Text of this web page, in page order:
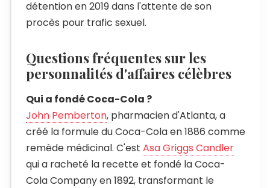
détention en 2019 dans l'attente de son
procès pour trafic sexuel.
Questions fréquentes sur les
personnalités d'affaires célèbres
Qui a fondé Coca-Cola ?
John Pemberton, pharmacien d'Atlanta, a
créé la formule du Coca-Cola en 1886 comme
remède médicinal. C'est Asa Griggs Candler
qui a racheté la recette et fondé la Coca-
Cola Company en 1892, transformant le